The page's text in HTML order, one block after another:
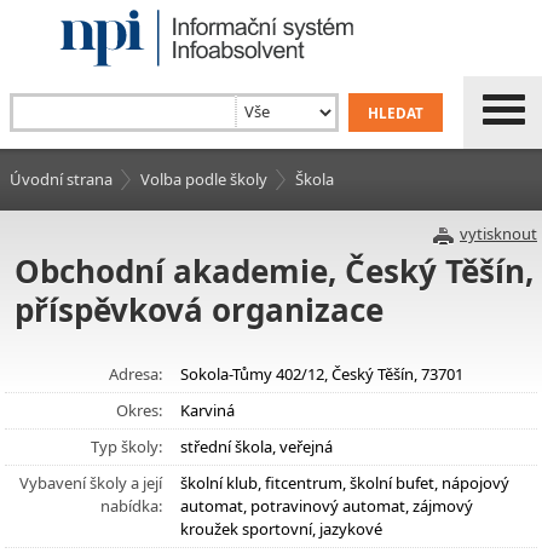
Úvodní strana Volba podle školy Škola
vytisknout
Obchodní akademie, Český Těšín,
příspěvková organizace
Adresa:
Sokola-Tůmy 402/12, Český Těšín, 73701
Okres:
Karviná
Typ školy:
střední škola, veřejná
Vybavení školy a její
nabídka:
školní klub, fitcentrum, školní bufet, nápojový
automat, potravinový automat, zájmový
kroužek sportovní, jazykové